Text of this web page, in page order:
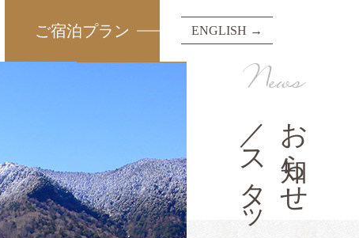
ご宿泊プラン ENGLISH →
お知らせ
News